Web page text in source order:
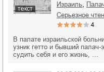
текст
Израиль
серьезное
4
В палате израильской
узник гетто и бывший
судить себя и его жизнь, …